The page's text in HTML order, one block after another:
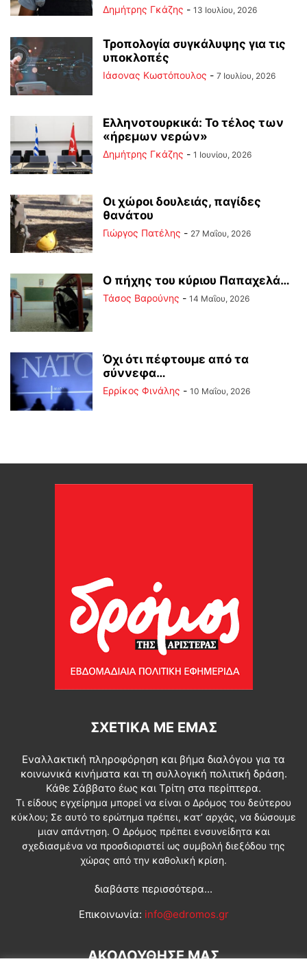
Δημήτρης Γκάζης - 13 Ιουλίου, 2026
Τροπολογία συγκάλυψης για τις
υποκλοπές
Ιάσονας Κωστόπουλος - 7 Ιουλίου, 2026
Ελληνοτουρκικά: Το τέλος των
«ήρεμων νερών»
Δημήτρης Γκάζης - 1 Ιουνίου, 2026
Οι χώροι δουλειάς, παγίδες
θανάτου
Γιώργος Πατέλης - 27 Μαΐου, 2026
Ο πήχης του κύριου Παπαχελά…
Τάσος Βαρούνης - 14 Μαΐου, 2026
Όχι ότι πέφτουμε από τα
σύννεφα…
Ερρίκος Φινάλης - 10 Μαΐου, 2026
ΣΧΕΤΙΚΆ ΜΕ ΕΜΆΣ
Εναλλακτική πληροφόρηση και βήμα διαλόγου για τα
κοινωνικά κινήματα και τη συλλογική πολιτική δράση.
Κάθε Σάββατο έως και Τρίτη στα περίπτερα.
Τι είδους εγχείρημα μπορεί να είναι ο Δρόμος του δεύτερου
κύκλου; Σε αυτό το ερώτημα πρέπει, κατ’ αρχάς, να δώσουμε
μιαν απάντηση. Ο Δρόμος πρέπει ενσυνείδητα και
σχεδιασμένα να προσδιοριστεί ως συμβολή διεξόδου της
χώρας από την καθολική κρίση.
διαβάστε περισσότερα...
Επικοινωνία: info@edromos.gr
ΑΚΟΛΟΥΘΗΣΕ ΜΑΣ